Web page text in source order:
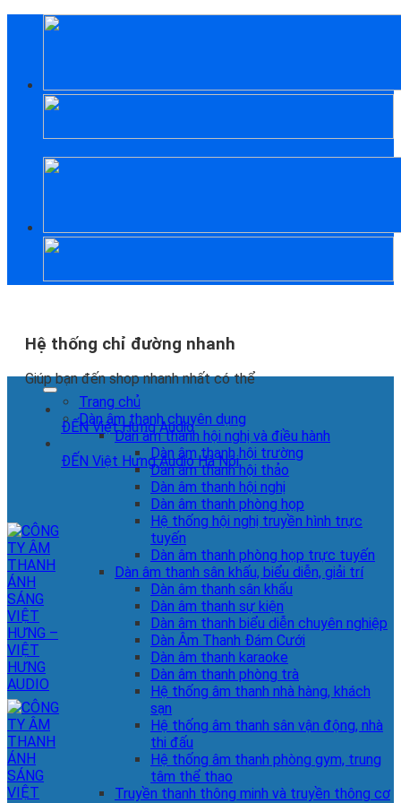
Hệ thống chỉ đường nhanh
Giúp bạn đến shop nhanh nhất có thể
ĐẾN Việt Hưng Audio
ĐẾN Việt Hưng Audio Hà Nội
Trang chủ
Dàn âm thanh chuyên dụng
Dàn âm thanh hội nghị và điều hành
Dàn âm thanh hội trường
Dàn âm thanh hội thảo
Dàn âm thanh hội nghị
Dàn âm thanh phòng họp
Hệ thống hội nghị truyền hình trực
tuyến
Dàn âm thanh phòng họp trực tuyến
Dàn âm thanh sân khấu, biểu diễn, giải trí
Dàn âm thanh sân khấu
Dàn âm thanh sự kiện
Dàn âm thanh biểu diễn chuyên nghiệp
Dàn Âm Thanh Đám Cưới
Dàn âm thanh karaoke
Dàn âm thanh phòng trà
Hệ thống âm thanh nhà hàng, khách
sạn
Hệ thống âm thanh sân vận động, nhà
thi đấu
Hệ thống âm thanh phòng gym, trung
tâm thể thao
Truyền thanh thông minh và truyền thông cơ